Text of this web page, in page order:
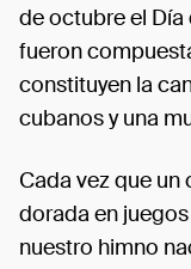
de octubre el Día
fueron
constituyen la
cubanos y una
Cada vez que un
dorada en
nuestro himno